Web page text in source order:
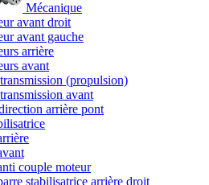
Mécanique
avant droit
avant gauche
arrière
avant
(propulsion)
avant
arrière pont
couple moteur
stabilisatrice arrière droit